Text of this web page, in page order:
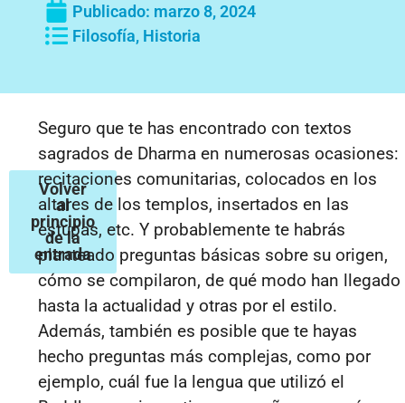
Publicado: marzo 8, 2024
Filosofía, Historia
Volver
al
principio
de la
entrada
Seguro que te has encontrado con textos
sagrados de Dharma en numerosas ocasiones:
recitaciones comunitarias, colocados en los
altares de los templos, insertados en las
estupas, etc. Y probablemente te habrás
planteado preguntas básicas sobre su origen,
cómo se compilaron, de qué modo han llegado
hasta la actualidad y otras por el estilo.
Además, también es posible que te hayas
hecho preguntas más complejas, como por
ejemplo, cuál fue la lengua que utilizó el